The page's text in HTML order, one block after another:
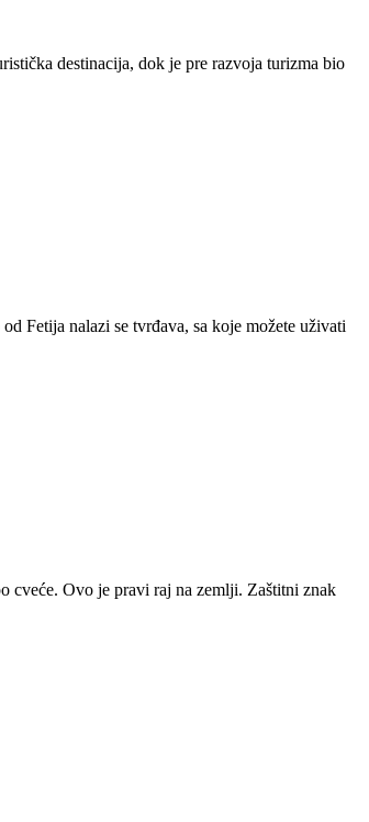
destinacija, dok je pre razvoja turizma bio
Fetija nalazi se tvrđava, sa koje možete uživati
cveće. Ovo je pravi raj na zemlji. Zaštitni znak